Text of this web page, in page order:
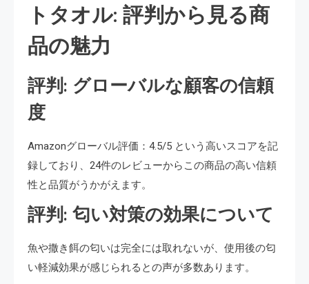
トタオル: 評判から見る商
品の魅力
評判: グローバルな顧客の信頼
度
Amazonグローバル評価：4.5/5 という高いスコアを記
録しており、24件のレビューからこの商品の高い信頼
性と品質がうかがえます。
評判: 匂い対策の効果について
魚や撒き餌の匂いは完全には取れないが、使用後の匂
い軽減効果が感じられるとの声が多数あります。